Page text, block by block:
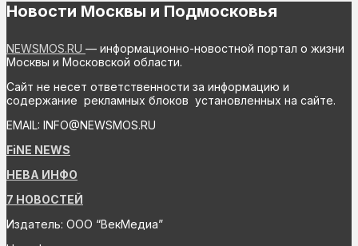
Новости Москвы и Подмосковья
NEWSMOS.RU — информационно-новостной портал о жизни
Москвы и Московской области.
Сайт не несет ответственности за информацию и
содержание рекламных блоков установленных на сайте.
EMAIL: INFO@NEWSMOS.RU
FiNE NEWS
НЕВА ИНФО
7 НОВОСТЕЙ
Издатель: ООО “ВекМедиа”